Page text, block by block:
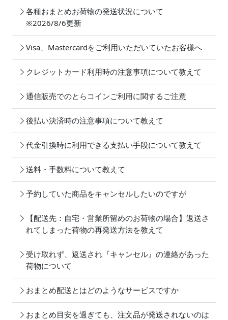
各種おまとめお荷物の発送状況について
※2026/8/6更新
Visa、Mastercardをご利用いただいていたお客様へ
クレジットカード利用時の注意事項について教えて
通信販売でのとらコインご利用に関するご注意
後払い決済時の注意事項について教えて
代金引換時に利用できる支払い手段について教えて
送料・手数料について教えて
予約していた商品をキャンセルしたいのですが
【配送先：自宅・営業所留めのお荷物の場合】返送さ
れてしまった荷物の再発送方法を教えて
受け取れず、返送され『キャンセル』の連絡があった
荷物について
おまとめ配送とはどのようなサービスですか
おまとめ目安を過ぎても、注文品が発送されないのは